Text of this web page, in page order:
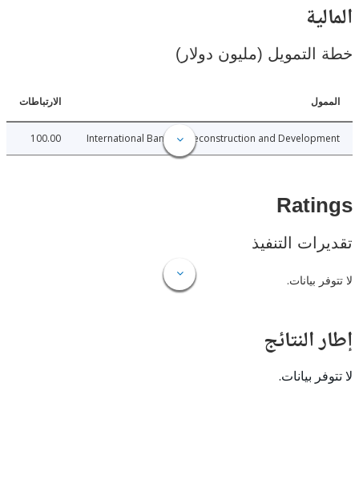
(مليون دولار)
الارتباطات
International Bank for Reconstruction and
100.00
التنفيذ
بيانات.
بيانات.